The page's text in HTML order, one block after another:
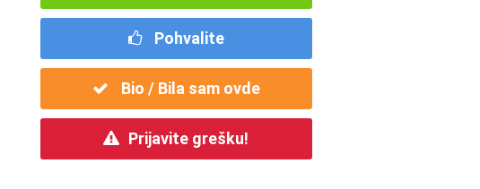
Pohvalite
Bio / Bila sam ovde
Prijavite grešku!